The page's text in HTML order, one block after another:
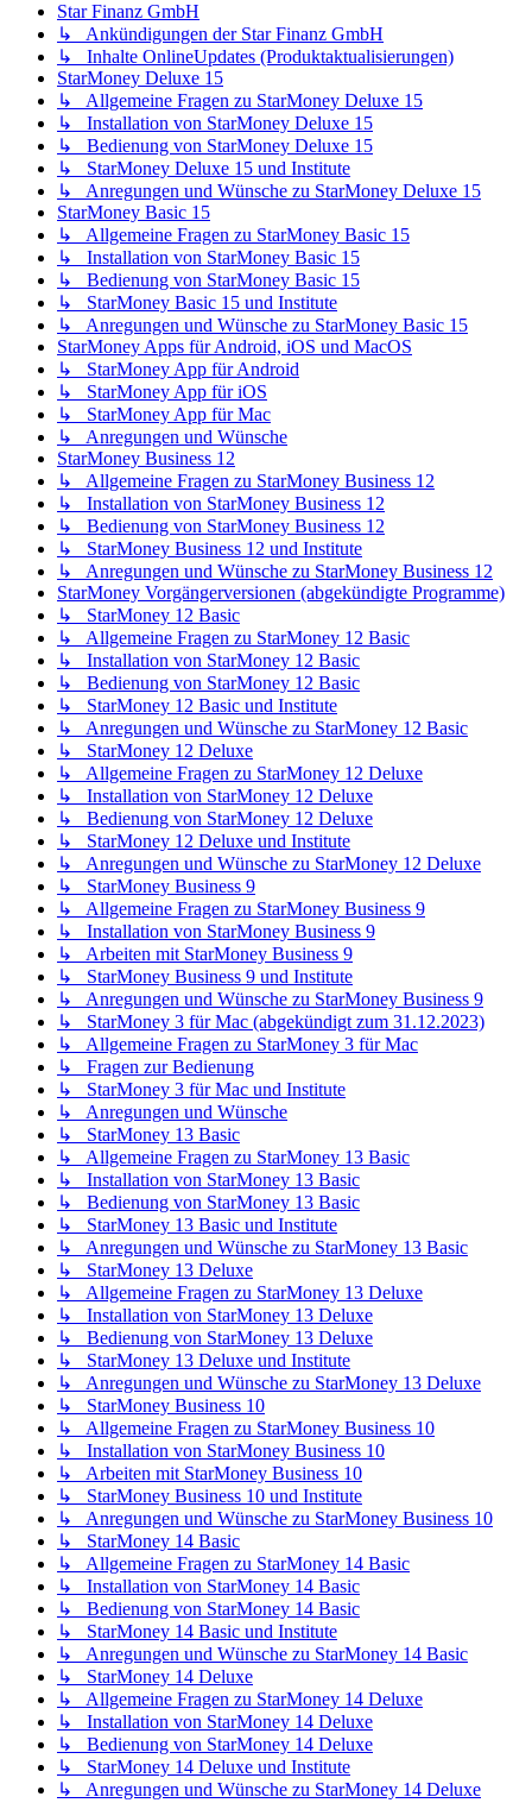
Star Finanz GmbH
↳ Ankündigungen der Star Finanz GmbH
↳ Inhalte OnlineUpdates (Produktaktualisierungen)
StarMoney Deluxe 15
↳ Allgemeine Fragen zu StarMoney Deluxe 15
↳ Installation von StarMoney Deluxe 15
↳ Bedienung von StarMoney Deluxe 15
↳ StarMoney Deluxe 15 und Institute
↳ Anregungen und Wünsche zu StarMoney Deluxe 15
StarMoney Basic 15
↳ Allgemeine Fragen zu StarMoney Basic 15
↳ Installation von StarMoney Basic 15
↳ Bedienung von StarMoney Basic 15
↳ StarMoney Basic 15 und Institute
↳ Anregungen und Wünsche zu StarMoney Basic 15
StarMoney Apps für Android, iOS und MacOS
↳ StarMoney App für Android
↳ StarMoney App für iOS
↳ StarMoney App für Mac
↳ Anregungen und Wünsche
StarMoney Business 12
↳ Allgemeine Fragen zu StarMoney Business 12
↳ Installation von StarMoney Business 12
↳ Bedienung von StarMoney Business 12
↳ StarMoney Business 12 und Institute
↳ Anregungen und Wünsche zu StarMoney Business 12
StarMoney Vorgängerversionen (abgekündigte Programme)
↳ StarMoney 12 Basic
↳ Allgemeine Fragen zu StarMoney 12 Basic
↳ Installation von StarMoney 12 Basic
↳ Bedienung von StarMoney 12 Basic
↳ StarMoney 12 Basic und Institute
↳ Anregungen und Wünsche zu StarMoney 12 Basic
↳ StarMoney 12 Deluxe
↳ Allgemeine Fragen zu StarMoney 12 Deluxe
↳ Installation von StarMoney 12 Deluxe
↳ Bedienung von StarMoney 12 Deluxe
↳ StarMoney 12 Deluxe und Institute
↳ Anregungen und Wünsche zu StarMoney 12 Deluxe
↳ StarMoney Business 9
↳ Allgemeine Fragen zu StarMoney Business 9
↳ Installation von StarMoney Business 9
↳ Arbeiten mit StarMoney Business 9
↳ StarMoney Business 9 und Institute
↳ Anregungen und Wünsche zu StarMoney Business 9
↳ StarMoney 3 für Mac (abgekündigt zum 31.12.2023)
↳ Allgemeine Fragen zu StarMoney 3 für Mac
↳ Fragen zur Bedienung
↳ StarMoney 3 für Mac und Institute
↳ Anregungen und Wünsche
↳ StarMoney 13 Basic
↳ Allgemeine Fragen zu StarMoney 13 Basic
↳ Installation von StarMoney 13 Basic
↳ Bedienung von StarMoney 13 Basic
↳ StarMoney 13 Basic und Institute
↳ Anregungen und Wünsche zu StarMoney 13 Basic
↳ StarMoney 13 Deluxe
↳ Allgemeine Fragen zu StarMoney 13 Deluxe
↳ Installation von StarMoney 13 Deluxe
↳ Bedienung von StarMoney 13 Deluxe
↳ StarMoney 13 Deluxe und Institute
↳ Anregungen und Wünsche zu StarMoney 13 Deluxe
↳ StarMoney Business 10
↳ Allgemeine Fragen zu StarMoney Business 10
↳ Installation von StarMoney Business 10
↳ Arbeiten mit StarMoney Business 10
↳ StarMoney Business 10 und Institute
↳ Anregungen und Wünsche zu StarMoney Business 10
↳ StarMoney 14 Basic
↳ Allgemeine Fragen zu StarMoney 14 Basic
↳ Installation von StarMoney 14 Basic
↳ Bedienung von StarMoney 14 Basic
↳ StarMoney 14 Basic und Institute
↳ Anregungen und Wünsche zu StarMoney 14 Basic
↳ StarMoney 14 Deluxe
↳ Allgemeine Fragen zu StarMoney 14 Deluxe
↳ Installation von StarMoney 14 Deluxe
↳ Bedienung von StarMoney 14 Deluxe
↳ StarMoney 14 Deluxe und Institute
↳ Anregungen und Wünsche zu StarMoney 14 Deluxe